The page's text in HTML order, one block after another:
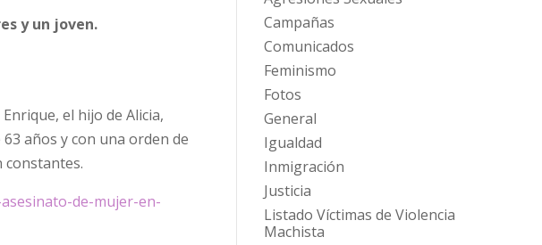
y un joven.
el hijo de Alicia,
años y con una orden de
constantes.
de-mujer-en-
Campañas
Comunicados
Feminismo
Fotos
General
Igualdad
Inmigración
Justicia
Listado Víctimas de Violencia
Machista